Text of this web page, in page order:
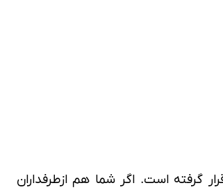
گرفته است. اگر شما هم ازطرفداران